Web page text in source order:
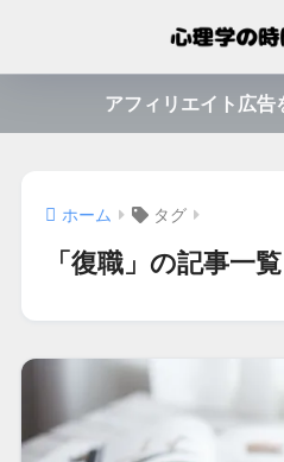
アフィリエイト広告
ホーム タグ
「復職」の記事一覧